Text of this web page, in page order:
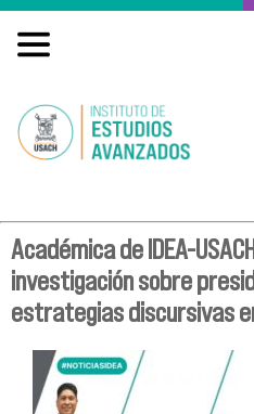
Académica de IDEA-
investigación sobre
estrategias discursivas